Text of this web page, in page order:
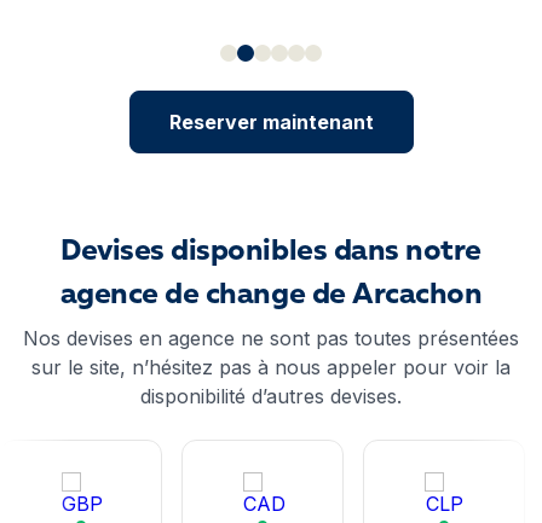
Reserver maintenant
Devises disponibles dans notre
agence de change de Arcachon
Nos devises en agence ne sont pas toutes présentées
sur le site, n’hésitez pas à nous appeler pour voir la
disponibilité d’autres devises.